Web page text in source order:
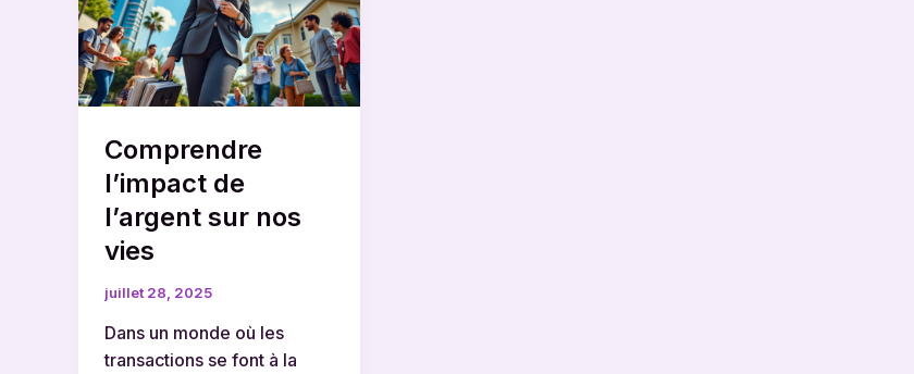
Comprendre
l’impact de
l’argent sur nos
vies
juillet 28, 2025
Dans un monde où les
transactions se font à la
de
l’argent
sur
nos